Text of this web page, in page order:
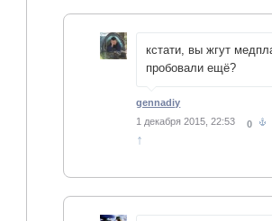
кстати, вы жгут
пробовали ещё?
gennadiy
1 декабря 2015, 22:53
0
↑